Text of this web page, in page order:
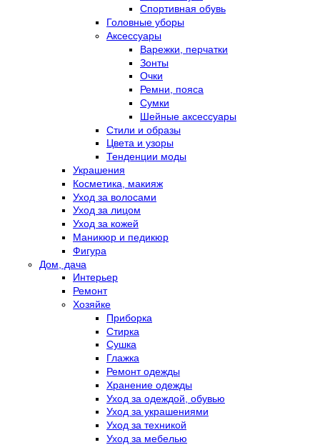
Спортивная обувь
Головные уборы
Аксессуары
Варежки, перчатки
Зонты
Очки
Ремни, пояса
Сумки
Шейные аксессуары
Стили и образы
Цвета и узоры
Тенденции моды
Украшения
Косметика, макияж
Уход за волосами
Уход за лицом
Уход за кожей
Маникюр и педикюр
Фигура
Дом, дача
Интерьер
Ремонт
Хозяйке
Приборка
Стирка
Сушка
Глажка
Ремонт одежды
Хранение одежды
Уход за одеждой, обувью
Уход за украшениями
Уход за техникой
Уход за мебелью